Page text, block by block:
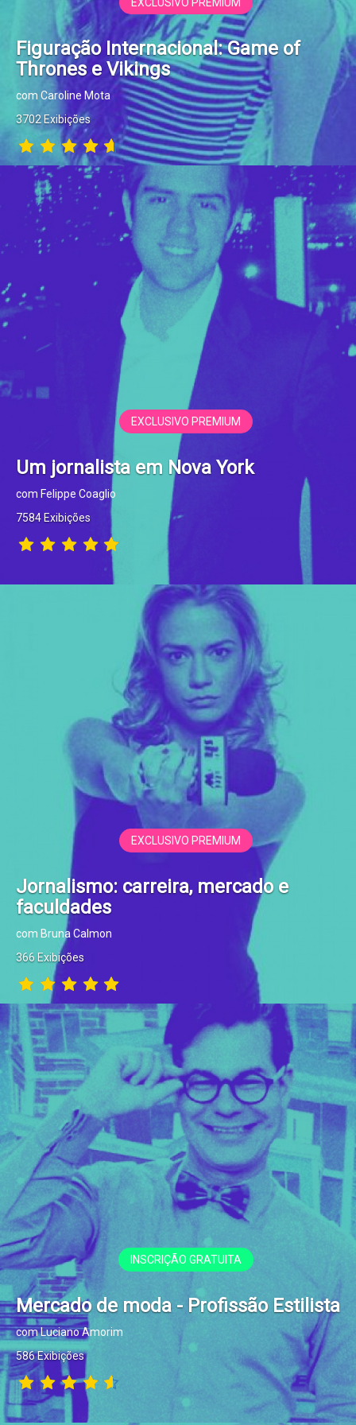
Figuração Internacional: Game of
Thrones e Vikings
com Caroline Mota
3702 Exibições
EXCLUSIVO PREMIUM
Um jornalista em Nova York
com Felippe Coaglio
7584 Exibições
EXCLUSIVO PREMIUM
Jornalismo: carreira, mercado e
faculdades
com Bruna Calmon
366 Exibições
INSCRIÇÃO GRATUITA
Mercado de moda - Profissão Estilista
com Luciano Amorim
586 Exibições